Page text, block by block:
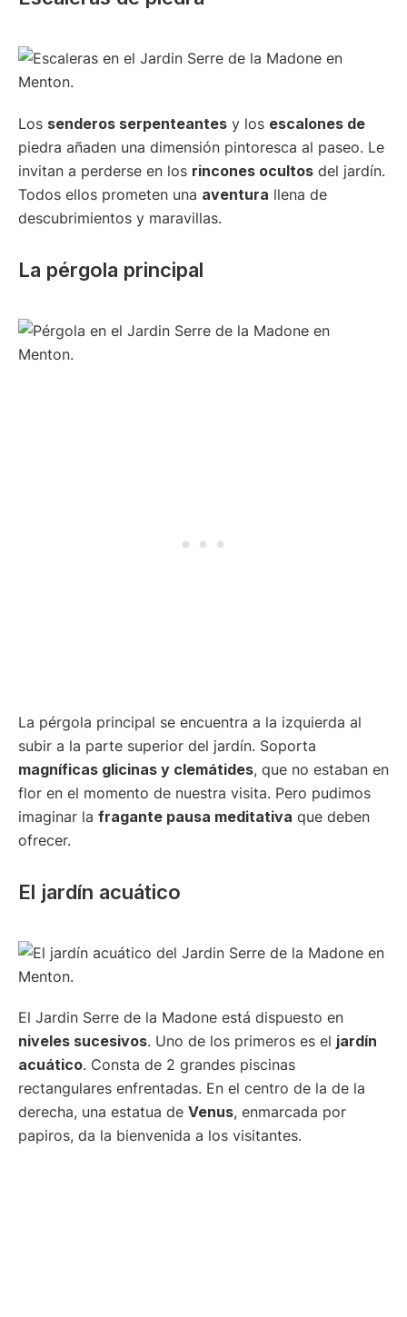
Los senderos serpenteantes y los escalones de
piedra añaden una dimensión pintoresca al paseo. Le
invitan a perderse en los rincones ocultos del jardín.
Todos ellos prometen una aventura llena de
descubrimientos y maravillas.
La pérgola principal
La pérgola principal se encuentra a la izquierda al
subir a la parte superior del jardín. Soporta
magníficas glicinas y clemátides, que no estaban en
flor en el momento de nuestra visita. Pero pudimos
imaginar la fragante pausa meditativa que deben
ofrecer.
El jardín acuático
El Jardin Serre de la Madone está dispuesto en
niveles sucesivos. Uno de los primeros es el jardín
acuático. Consta de 2 grandes piscinas
rectangulares enfrentadas. En el centro de la de la
derecha, una estatua de Venus, enmarcada por
papiros, da la bienvenida a los visitantes.